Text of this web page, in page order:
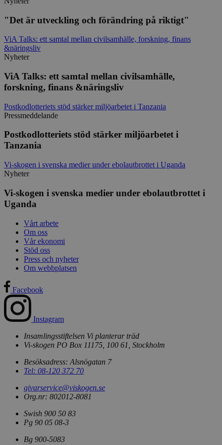
"Det är utveckling och förändring på riktigt"
ViA Talks: ett samtal mellan civilsamhälle, forskning, finans
&näringsliv
Nyheter
ViA Talks: ett samtal mellan civilsamhälle,
forskning, finans &näringsliv
Postkodlotteriets stöd stärker miljöarbetet i Tanzania
Pressmeddelande
Postkodlotteriets stöd stärker miljöarbetet i
Tanzania
Vi-skogen i svenska medier under ebolautbrottet i Uganda
Nyheter
Vi-skogen i svenska medier under ebolautbrottet i
Uganda
Vårt arbete
Om oss
Vår ekonomi
Stöd oss
Press och nyheter
Om webbplatsen
Facebook
Instagram
Insamlingsstiftelsen Vi planterar träd
Vi-skogen PO Box 11175, 100 61, Stockholm
Besöksadress: Alsnögatan 7
Tel: 08-120 372 70
givarservice@viskogen.se
Org.nr: 802012-8081
Swish 900 50 83
Pg 90 05 08-3
Bg 900-5083
.viskogen.se
climate_compensation_personal .viskogen.se
memorial
monthly .viskogen.se
standard
tree
Google
Privacy Policy